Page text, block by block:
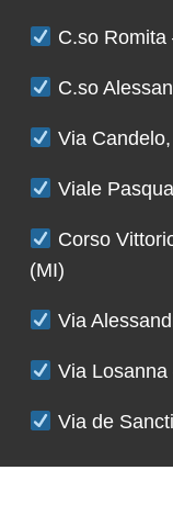
C.so Romita
C.so
Via
Viale
Corso
(MI)
Via
Via Losanna
Via de